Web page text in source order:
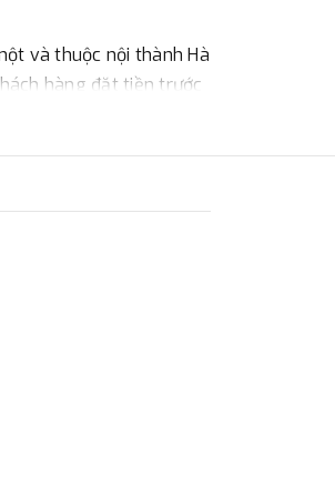
và thuộc nội thành Hà
hàng đặt tiền trước